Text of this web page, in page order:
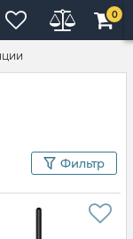
0
Фильтр